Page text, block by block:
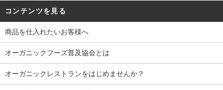
コンテンツを見る
商品を仕入れたいお客様へ
オーガニックフーズ普及協会とは
オーガニックレストランをはじめませんか？